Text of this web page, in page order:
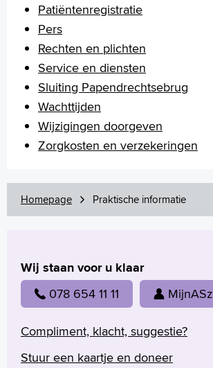
Patiëntenregistratie
Pers
Rechten en plichten
Service en diensten
Sluiting Papendrechtsebrug
Wachttijden
Wijzigingen doorgeven
Zorgkosten en verzekeringen
Homepage Praktische informatie
Wij staan voor u klaar
078 654 11 11 MijnASz
Compliment, klacht, suggestie?
Stuur een kaartje en doneer